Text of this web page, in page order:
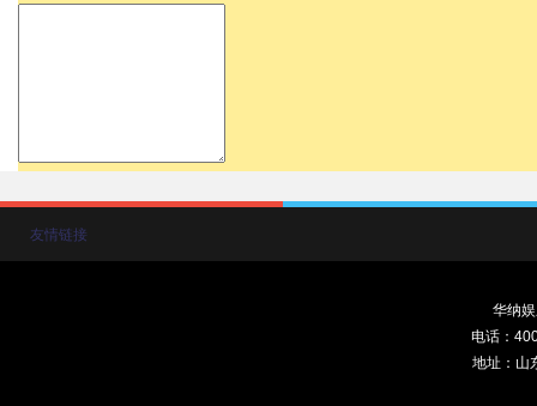
友情链接
华纳
电话：
地址：山